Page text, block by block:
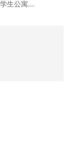
生公寓...